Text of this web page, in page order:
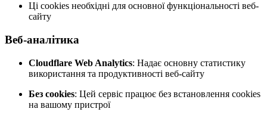
Ці cookies необхідні для основної функціональності веб-
сайту
Веб-аналітика
Cloudflare Web Analytics: Надає основну статистику
використання та продуктивності веб-сайту
Без cookies: Цей сервіс працює без встановлення cookies
на вашому пристрої